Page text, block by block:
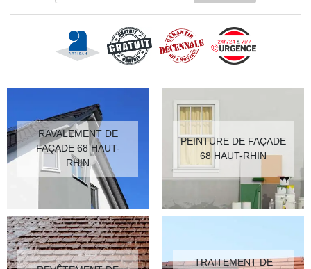
RAVALEMENT DE
FAÇADE 68 HAUT-
RHIN
PEINTURE DE FAÇADE
68 HAUT-RHIN
TRAITEMENT DE